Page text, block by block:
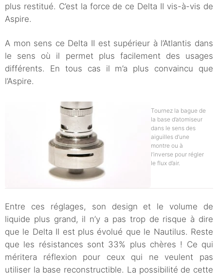
plus restitué. C’est la force de ce Delta II vis-à-vis de
Aspire.
A mon sens ce Delta II est supérieur à l’Atlantis dans
le sens où il permet plus facilement des usages
différents. En tous cas il m’a plus convaincu que
l’Aspire.
Tournez la bague de
la base d’atomiseur
dans le sens des
aiguilles d’une
montre ou à
l’inverse pour régler
le flux d’air.
Entre ces réglages, son design et le volume de
liquide plus grand, il n’y a pas trop de risque à dire
que le Delta II est plus évolué que le Nautilus. Reste
que les résistances sont 33% plus chères ! Ce qui
méritera réflexion pour ceux qui ne veulent pas
utiliser la base reconstructible. La possibilité de cette